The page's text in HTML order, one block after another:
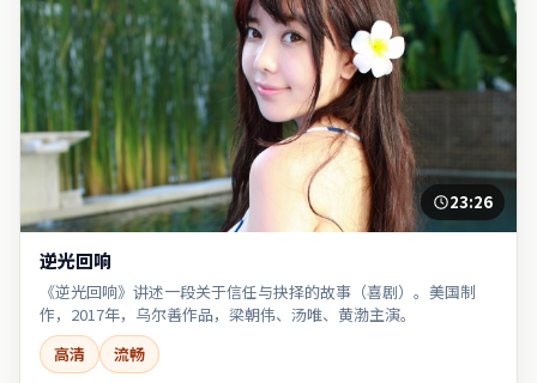
23:26
逆光回响
《逆光回响》讲述一段关于信任与抉择的故事（喜剧）。美国制
作，2017年，乌尔善作品，梁朝伟、汤唯、黄渤主演。
高清
流畅